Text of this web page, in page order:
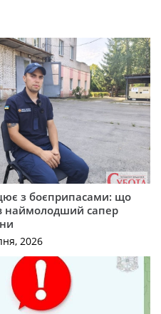
з боєприпасами: що
наймолодший сапер
2026